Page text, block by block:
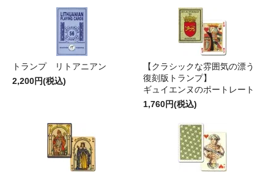
トランプ リトアニアン
2,200円(税込)
【クラシックな雰囲気の漂う
復刻版トランプ】
ギュイエンヌのポートレート
1,760円(税込)